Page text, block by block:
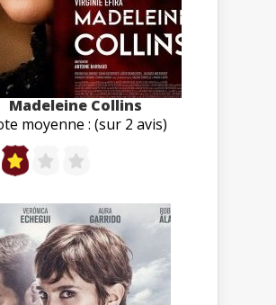
Madeleine Collins
moyenne : (sur 2 avis)